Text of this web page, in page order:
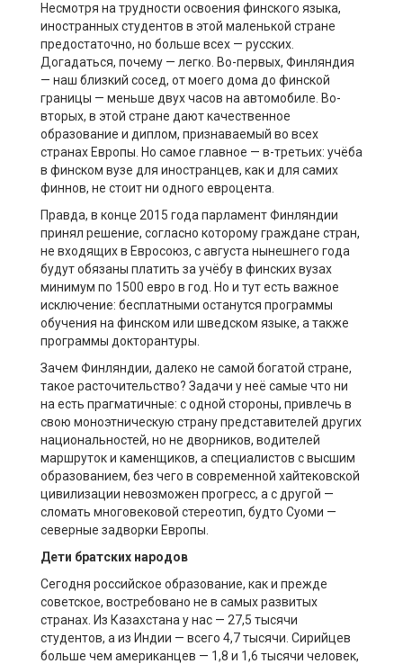
Несмотря на трудности освоения финского языка,
иностранных студентов в этой маленькой стране
предостаточно, но больше всех — русских.
Догадаться, почему — легко. Во-первых, Финляндия
— наш близкий сосед, от моего дома до финской
границы — меньше двух часов на автомобиле. Во-
вторых, в этой стране дают качественное
образование и диплом, признаваемый во всех
странах Европы. Но самое главное — в-третьих: учёба
в финском вузе для иностранцев, как и для самих
финнов, не стоит ни одного евроцента.
Правда, в конце 2015 года парламент Финляндии
принял решение, согласно которому граждане стран,
не входящих в Евросоюз, с августа нынешнего года
будут обязаны платить за учёбу в финских вузах
минимум по 1500 евро в год. Но и тут есть важное
исключение: бесплатными останутся программы
обучения на финском или шведском языке, а также
программы докторантуры.
Зачем Финляндии, далеко не самой богатой стране,
такое расточительство? Задачи у неё самые что ни
на есть прагматичные: с одной стороны, привлечь в
свою моноэтническую страну представителей других
национальностей, но не дворников, водителей
маршруток и каменщиков, а специалистов с высшим
образованием, без чего в современной хайтековской
цивилизации невозможен прогресс, а с другой —
сломать многовековой стереотип, будто Суоми —
северные задворки Европы.
Дети братских народов
Сегодня российское образование, как и прежде
советское, востребовано не в самых развитых
странах. Из Казахстана у нас — 27,5 тысячи
студентов, а из Индии — всего 4,7 тысячи. Сирийцев
больше чем американцев — 1,8 и 1,6 тысячи человек,